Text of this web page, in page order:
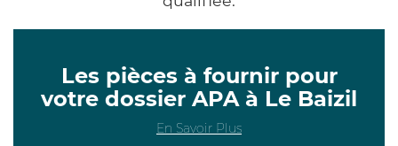
Les pièces à fournir pour
votre dossier APA à Le Baizil
En Savoir Plus